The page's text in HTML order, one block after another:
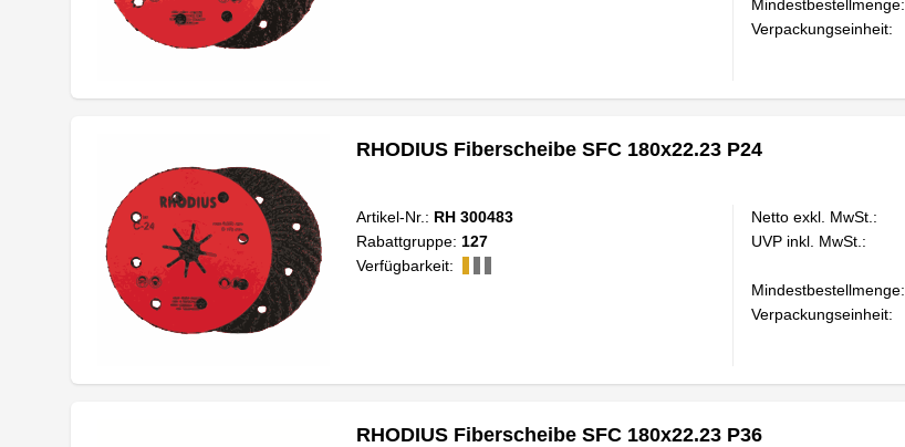
Mindestbestellmenge:
Verpackungseinheit:
RHODIUS Fiberscheibe SFC 180x22.23 P24
Artikel-Nr.: RH 300483
Rabattgruppe: 127
Verfügbarkeit:
Netto exkl. MwSt.:
UVP inkl. MwSt.:
Mindestbestellmenge:
Verpackungseinheit:
RHODIUS Fiberscheibe SFC 180x22.23 P36